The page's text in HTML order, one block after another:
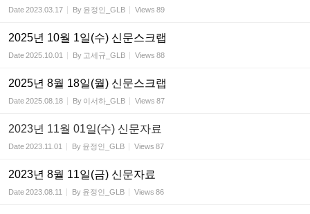
Date2023.03.17 By 윤정인_GLB Views 89
2025년 10월 1일(수) 신문스크랩
Date2025.10.01 By 고세규_GLB Views 88
2025년 8월 18일(월) 신문스크랩
Date2025.08.18 By 이서하_GLB Views 87
2023년 11월 01일(수) 신문자료
Date2023.11.01 By 윤정인_GLB Views 87
2023년 8월 11일(금) 신문자료
Date2023.08.11 By 윤정인_GLB Views 86